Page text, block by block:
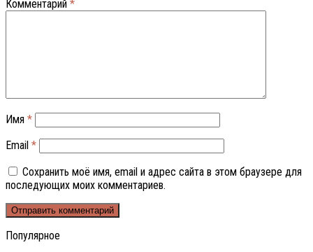
Комментарий *
Имя *
Email *
Сохранить моё имя, email и адрес сайта в этом браузере для
последующих моих комментариев.
Популярное